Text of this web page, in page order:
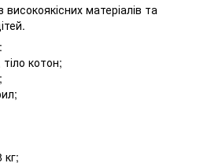
матеріалів та
тіло котон;
кг;